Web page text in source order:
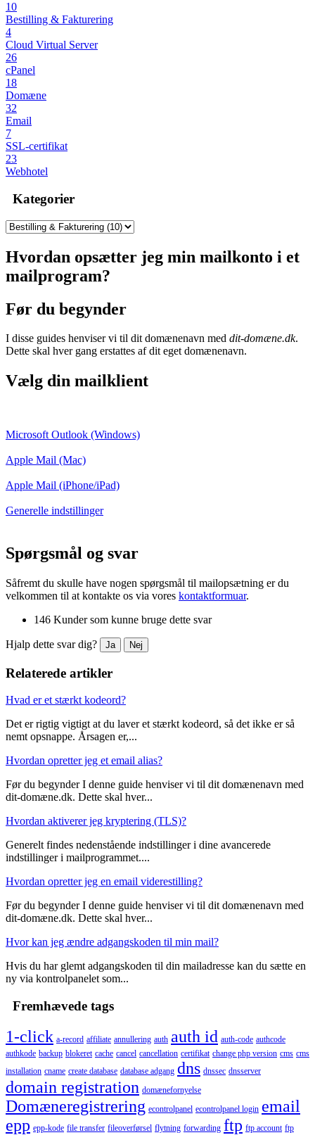
10
Bestilling & Fakturering
4
Cloud Virtual Server
26
cPanel
18
Domæne
32
Email
7
SSL-certifikat
23
Webhotel
Kategorier
Hvordan opsætter jeg min mailkonto i et
mailprogram?
Før du begynder
I disse guides henviser vi til dit domænenavn med dit-domæne.dk.
Dette skal hver gang erstattes af dit eget domænenavn.
Vælg din mailklient
Microsoft Outlook (Windows)
Apple Mail (Mac)
Apple Mail (iPhone/iPad)
Generelle indstillinger
Spørgsmål og svar
Såfremt du skulle have nogen spørgsmål til mailopsætning er du
velkommen til at kontakte os via vores kontaktformuar.
146 Kunder som kunne bruge dette svar
Hjalp dette svar dig? Ja Nej
Relaterede artikler
Hvad er et stærkt kodeord?
Det er rigtig vigtigt at du laver et stærkt kodeord, så det ikke er så
nemt opsnappe. Årsagen er,...
Hvordan opretter jeg et email alias?
Før du begynder I denne guide henviser vi til dit domænenavn med
dit-domæne.dk. Dette skal hver...
Hvordan aktiverer jeg kryptering (TLS)?
Generelt findes nedenstående indstillinger i dine avancerede
indstillinger i mailprogrammet....
Hvordan opretter jeg en email viderestilling?
Før du begynder I denne guide henviser vi til dit domænenavn med
dit-domæne.dk. Dette skal hver...
Hvor kan jeg ændre adgangskoden til min mail?
Hvis du har glemt adgangskoden til din mailadresse kan du sætte en
ny via kontrolpanelet som...
Fremhævede tags
1-click a-record affiliate annullering auth auth id auth-code authcode
authkode backup blokeret cache cancel cancellation certifikat change php version cms cms
installation cname create database database adgang dns dnssec dnsserver
domain registration domænefornyelse
Domæneregistrering econtrolpanel econtrolpanel login email
epp epp-kode file transfer fileoverførsel flytning forwarding ftp ftp account ftp